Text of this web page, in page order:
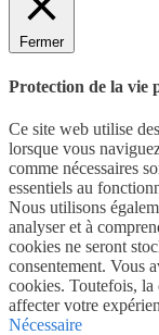
Fermer
Protection de la vie
Ce site web utilise
lorsque vous
comme nécessaires
essentiels au
Nous utilisons
analyser et à
cookies ne seront
consentement. Vous
cookies. Toutefois, la
affecter votre
Nécessaire